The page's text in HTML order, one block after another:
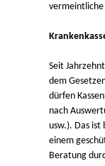
Seit
dem
dürfen
nach
usw.). Das ist
einem
Beratung